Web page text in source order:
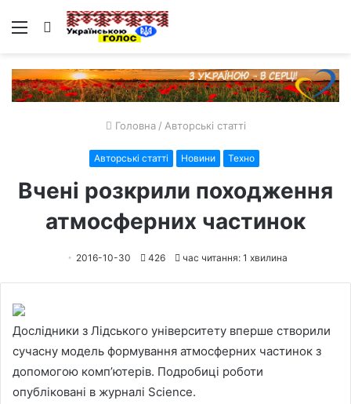
Меню Пошук
Головна / Авторські статті
Авторські статті Новини Техно
Вчені розкрили походження
атмосферних частинок
2016-10-30 426 час читання: 1 хвилина
Дослідники з Лідського університету вперше cтворили
сучасну модель формування атмосферних частинок з
допомогою комп’ютерів. Подробиці роботи
опубліковані в журналі Science.